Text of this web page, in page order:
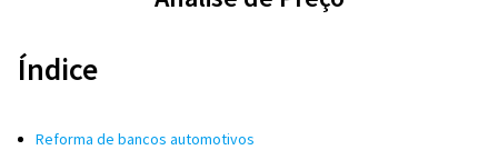
Índice
Reforma de bancos automotivos